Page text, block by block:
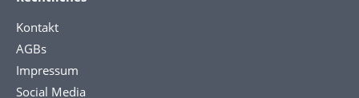
Kontakt
AGBs
Impressum
Social Media